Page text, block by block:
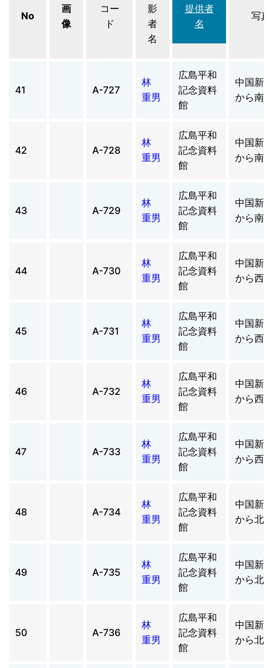
No
画
像
コー
ド
影
者
名
提供者
名
写
41 A-727
林
重男
広島平和
記念資料
館
中国新
から南
42 A-728
林
重男
広島平和
記念資料
館
中国新
から南
43 A-729
林
重男
広島平和
記念資料
館
中国新
から南
44 A-730
林
重男
広島平和
記念資料
館
中国新
から西
45 A-731
林
重男
広島平和
記念資料
館
中国新
から西
46 A-732
林
重男
広島平和
記念資料
館
中国新
から西
47 A-733
林
重男
広島平和
記念資料
館
中国新
から西
48 A-734
林
重男
広島平和
記念資料
館
中国新
から北
49 A-735
林
重男
広島平和
記念資料
館
中国新
から北
50 A-736
林
重男
広島平和
記念資料
館
中国新
から北